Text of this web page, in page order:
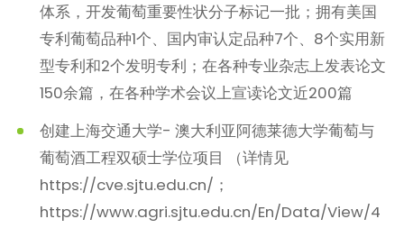
体系，开发葡萄重要性状分子标记一批；拥有美国
专利葡萄品种1个、国内审认定品种7个、8个实用新
型专利和2个发明专利；在各种专业杂志上发表论文
150余篇，在各种学术会议上宣读论文近200篇
创建上海交通大学- 澳大利亚阿德莱德大学葡萄与
葡萄酒工程双硕士学位项目 （详情见
https://cve.sjtu.edu.cn/；
https://www.agri.sjtu.edu.cn/En/Data/View/4